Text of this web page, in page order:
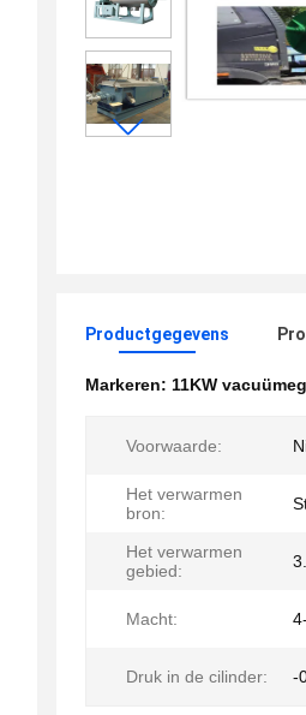
Productgegevens
Markeren: 11KW
Voorwaarde:
Het verwarmen
bron:
Het verwarmen
gebied:
Macht:
Druk in de cilinder: -